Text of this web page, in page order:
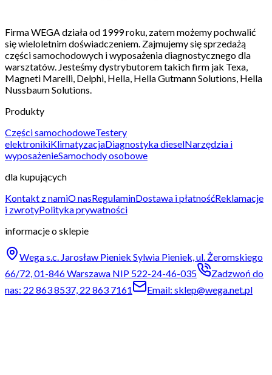
Firma WEGA działa od 1999 roku, zatem możemy pochwalić
się wieloletnim doświadczeniem. Zajmujemy się sprzedażą
części samochodowych i wyposażenia diagnostycznego dla
warsztatów. Jesteśmy dystrybutorem takich firm jak Texa,
Magneti Marelli, Delphi, Hella, Hella Gutmann Solutions, Hella
Nussbaum Solutions.
Produkty
Części samochodoweTestery
elektronikiKlimatyzacjaDiagnostyka dieselNarzędzia i
wyposażenieSamochody osobowe
dla kupujących
Kontakt z namiO nasRegulaminDostawa i płatnośćReklamacje
i zwrotyPolityka prywatności
informacje o sklepie
Wega s.c. Jarosław Pieniek Sylwia Pieniek, ul. Żeromskiego
66/72, 01-846 Warszawa NIP 522-24-46-035
Zadzwoń do
nas: 22 863 8537, 22 863 7161
Email: sklep@wega.net.pl